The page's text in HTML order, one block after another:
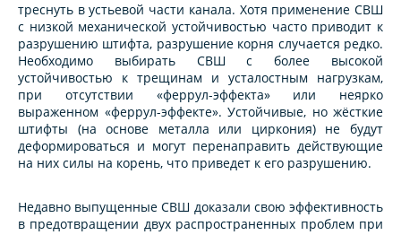
треснуть в устьевой части канала. Хотя применение СВШ
с низкой механической устойчивостью часто приводит к
разрушению штифта, разрушение корня случается редко.
Необходимо выбирать СВШ с более высокой
устойчивостью к трещинам и усталостным нагрузкам,
при отсутствии «феррул-эффекта» или неярко
выраженном «феррул-эффекте». Устойчивые, но жёсткие
штифты (на основе металла или циркония) не будут
деформироваться и могут перенаправить действующие
на них силы на корень, что приведет к его разрушению.
Недавно выпущенные СВШ доказали свою эффективность
в предотвращении двух распространенных проблем при